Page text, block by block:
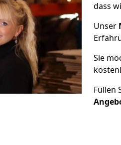
dass
Unser
Sie
Füllen